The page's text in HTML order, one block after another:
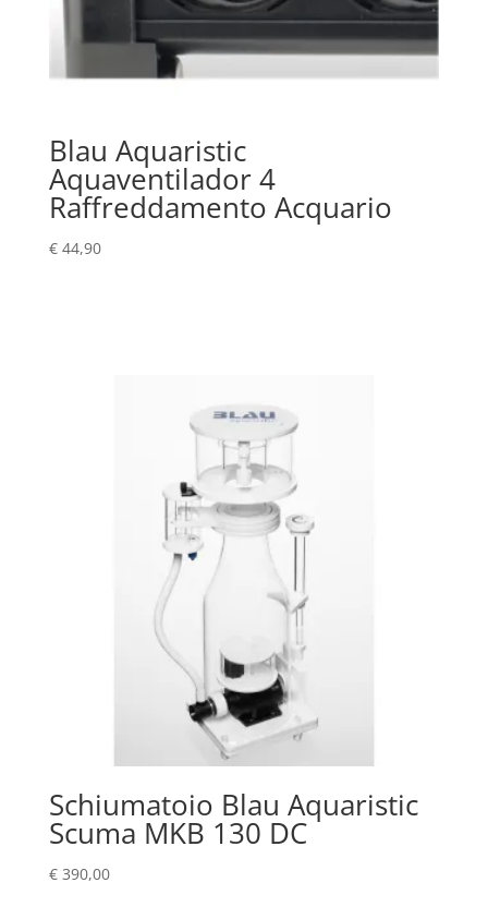
Blau Aquaristic
Aquaventilador 4
Raffreddamento Acquario
€44,90
Schiumatoio Blau Aquaristic
Scuma MKB 130 DC
€390,00